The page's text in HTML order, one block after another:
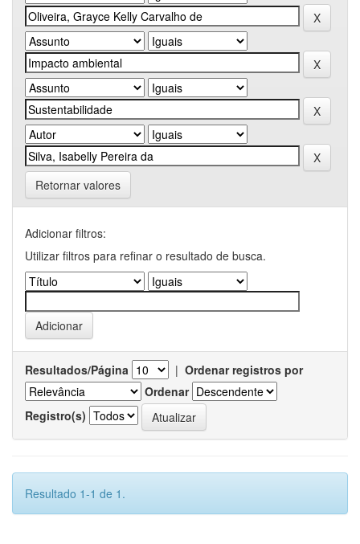
Retornar valores
Adicionar filtros:
Utilizar filtros para refinar o resultado de busca.
Resultados/Página | Ordenar registros por
Ordenar
Registro(s)
Resultado 1-1 de 1.